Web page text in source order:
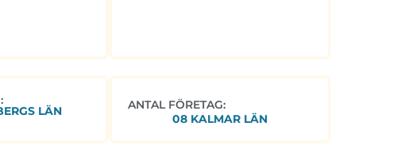
LÄN
ANTAL FÖRETAG:
08 KALMAR LÄN